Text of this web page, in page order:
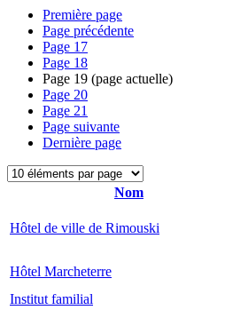
Première page
Page précédente
Page 17
Page 18
Page 19 (page actuelle)
Page 20
Page 21
Page suivante
Dernière page
Nom
Hôtel de ville de Rimouski
Hôtel Marcheterre
Institut familial